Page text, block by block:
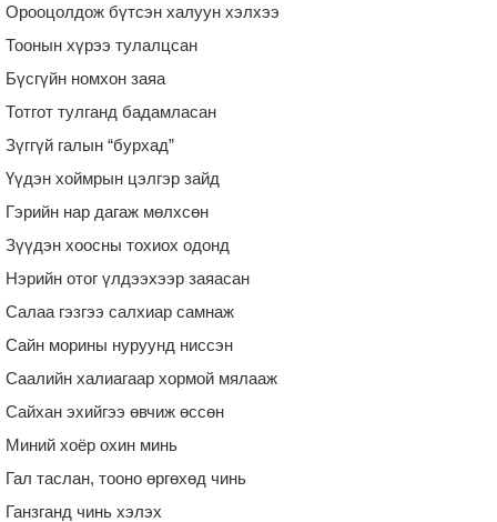
Орооцолдож бүтсэн халуун хэлхээ
Тоонын хүрээ тулалцсан
Бүсгүйн номхон заяа
Тотгот тулганд бадамласан
Зүггүй галын “бурхад”
Үүдэн хоймрын цэлгэр зайд
Гэрийн нар дагаж мөлхсөн
Зүүдэн хоосны тохиох одонд
Нэрийн отог үлдээхээр заяасан
Салаа гэзгээ салхиар самнаж
Сайн морины нуруунд ниссэн
Саалийн халиагаар хормой мялааж
Сайхан эхийгээ өвчиж өссөн
Миний хоёр охин минь
Гал таслан, тооно өргөхөд чинь
Ганзганд чинь хэлэх